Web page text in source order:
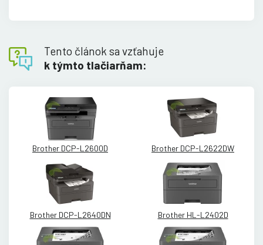
Tento článok sa vzťahuje
k týmto tlačiarňam:
Brother DCP-L2600D Brother DCP-L2622DW
Brother DCP-L2640DN Brother HL-L2402D